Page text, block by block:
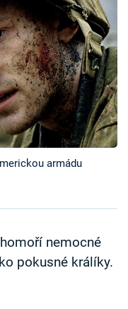
armádu
nemocné
pokusné králíky.